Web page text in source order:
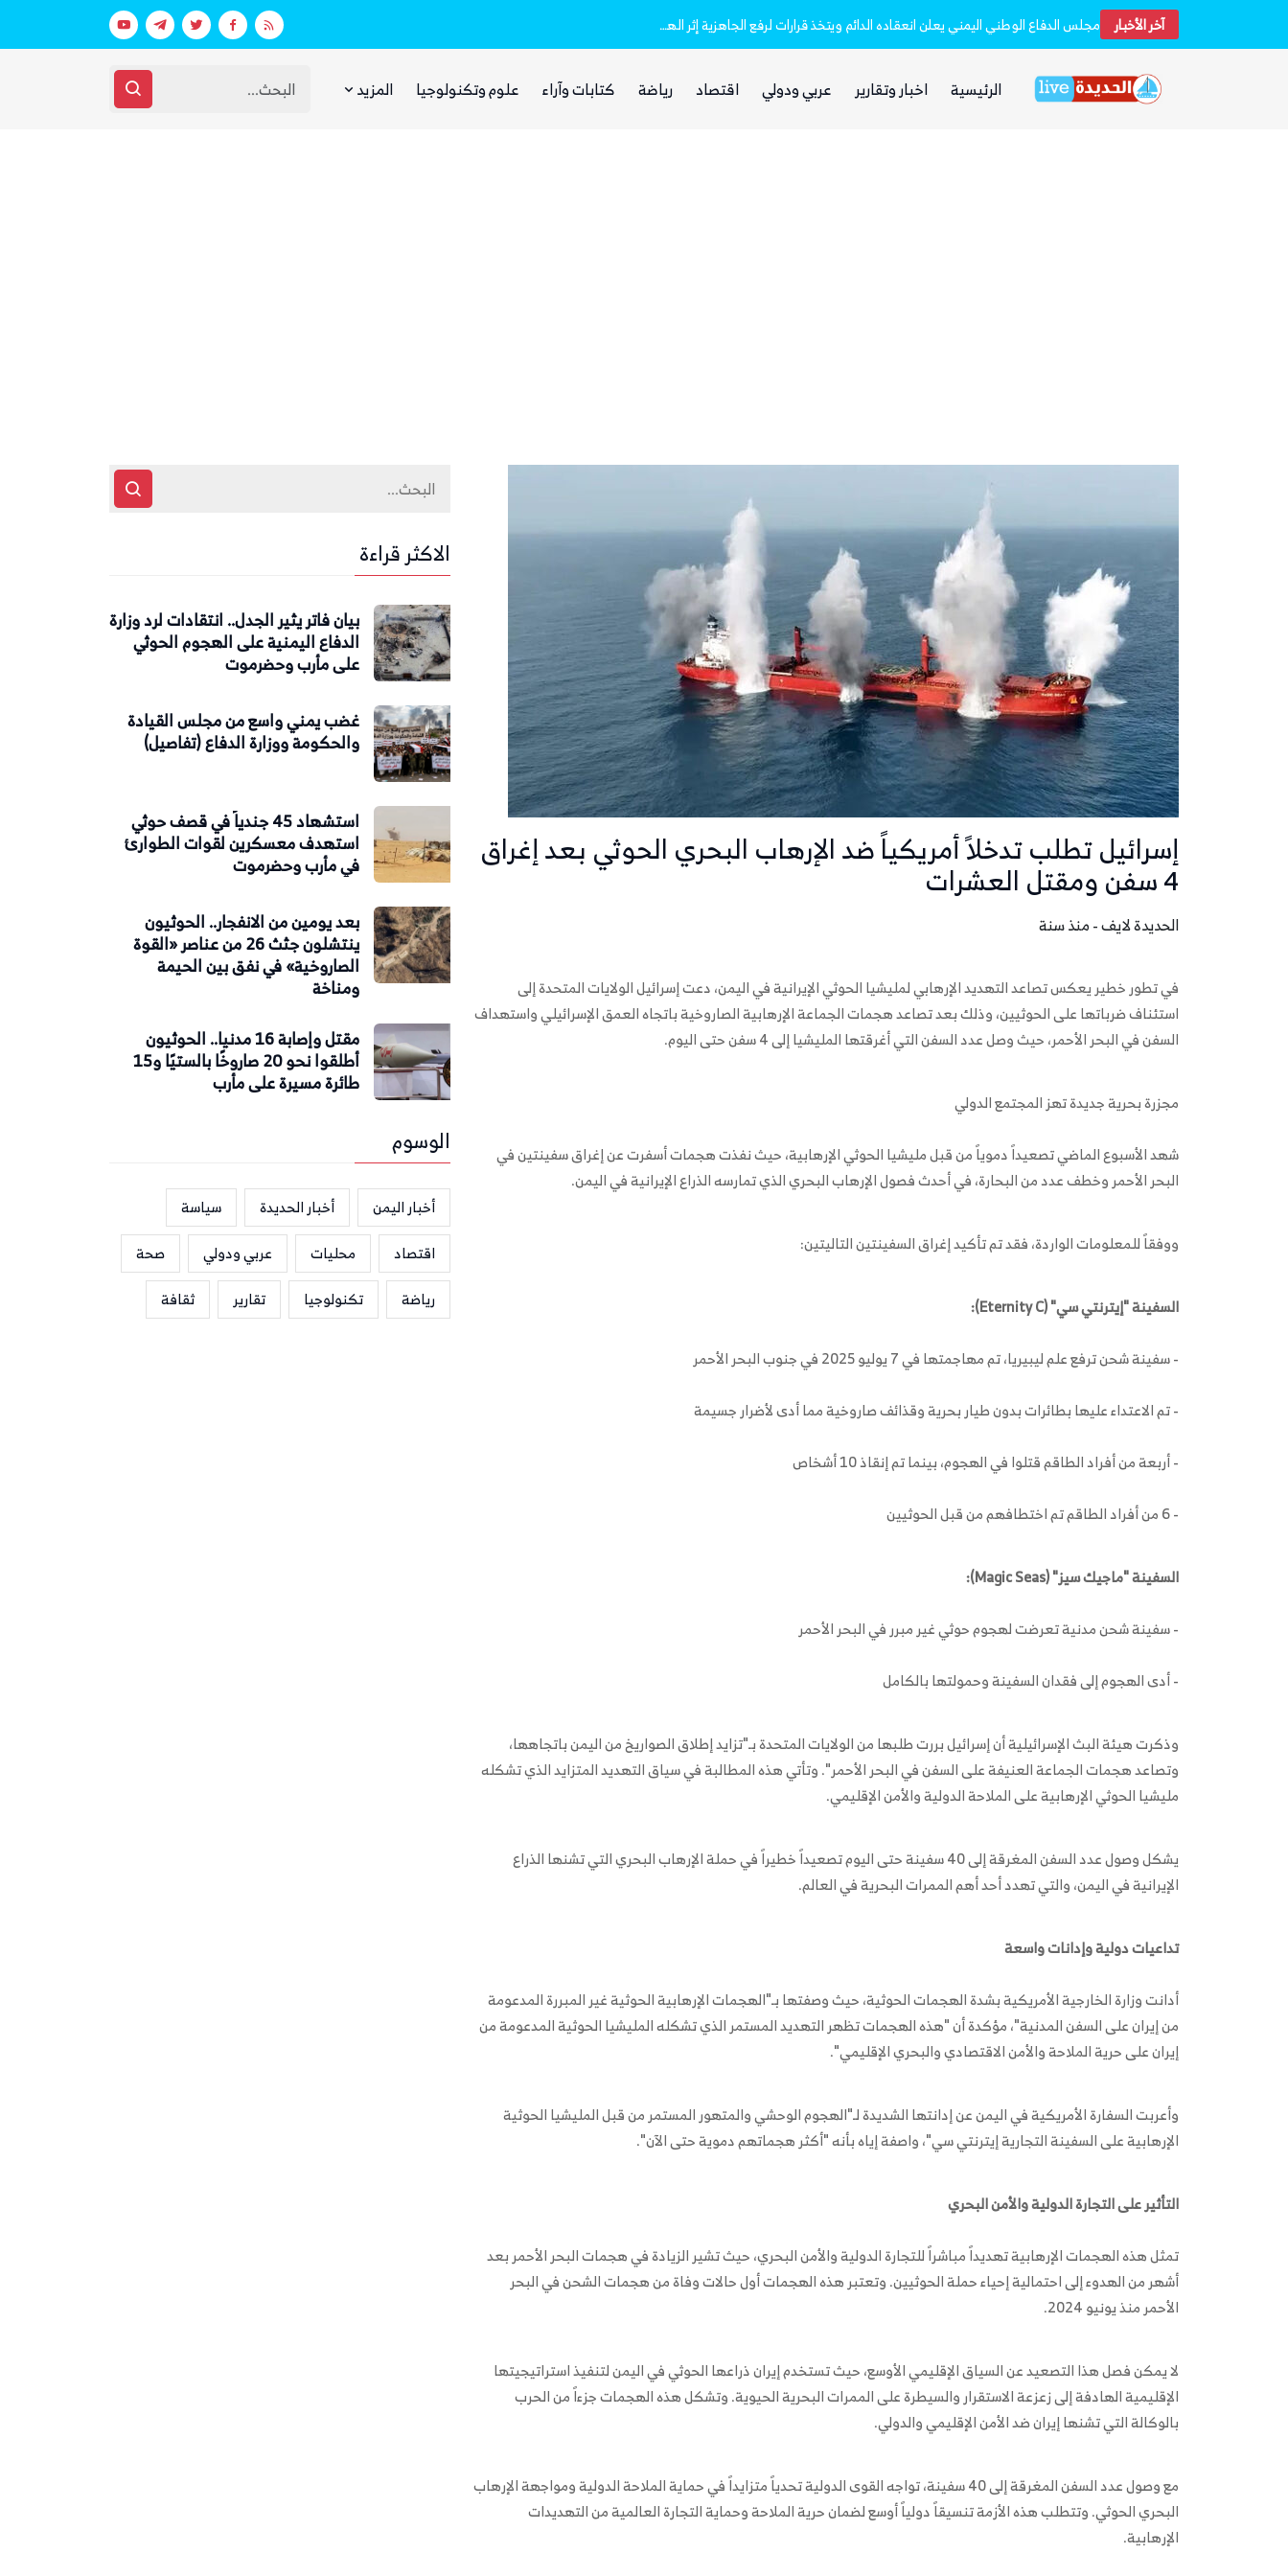
آخر الأخبار مجلس الدفاع الوطني اليمني يعلن انعقاده الدائم ويتخذ قرارات لرفع الجاهزية إثر الهجمات الحوثية
الصمت السعودي والتردد الحكومي.. أسئلة يطرحها اليمنيون وسط التصعيد الحوثي الأخير بعد يومين من الانفجار.. الحوثيون ينتشلون جثث 26 من عناصر «القوة الصاروخية» في نفق بين الحيمة ومناخة الحوثيون يرسلون تعزيزات عسكرية
الرئيسية اخبار وتقارير عربي ودولي اقتصاد رياضة كتابات وآراء علوم وتكنولوجيا المزيد
إسرائيل تطلب تدخلاً أمريكياً ضد الإرهاب البحري الحوثي بعد إغراق
4 سفن ومقتل العشرات
الحديدة لايف - منذ سنة
في تطور خطير يعكس تصاعد التهديد الإرهابي لمليشيا الحوثي الإيرانية في اليمن، دعت إسرائيل الولايات المتحدة إلى
استئناف ضرباتها على الحوثيين، وذلك بعد تصاعد هجمات الجماعة الإرهابية الصاروخية باتجاه العمق الإسرائيلي واستهداف
السفن في البحر الأحمر، حيث وصل عدد السفن التي أغرقتها المليشيا إلى 4 سفن حتى اليوم.
مجزرة بحرية جديدة تهز المجتمع الدولي
شهد الأسبوع الماضي تصعيداً دموياً من قبل مليشيا الحوثي الإرهابية، حيث نفذت هجمات أسفرت عن إغراق سفينتين في
البحر الأحمر وخطف عدد من البحارة، في أحدث فصول الإرهاب البحري الذي تمارسه الذراع الإيرانية في اليمن.
ووفقاً للمعلومات الواردة، فقد تم تأكيد إغراق السفينتين التاليتين:
السفينة "إيترنتي سي" (Eternity C):
- سفينة شحن ترفع علم ليبيريا، تم مهاجمتها في 7 يوليو 2025 في جنوب البحر الأحمر
- تم الاعتداء عليها بطائرات بدون طيار بحرية وقذائف صاروخية مما أدى لأضرار جسيمة
- أربعة من أفراد الطاقم قتلوا في الهجوم، بينما تم إنقاذ 10 أشخاص
- 6 من أفراد الطاقم تم اختطافهم من قبل الحوثيين
السفينة "ماجيك سيز" (Magic Seas):
- سفينة شحن مدنية تعرضت لهجوم حوثي غير مبرر في البحر الأحمر
- أدى الهجوم إلى فقدان السفينة وحمولتها بالكامل
وذكرت هيئة البث الإسرائيلية أن إسرائيل بررت طلبها من الولايات المتحدة بـ"تزايد إطلاق الصواريخ من اليمن باتجاهها،
وتصاعد هجمات الجماعة العنيفة على السفن في البحر الأحمر". وتأتي هذه المطالبة في سياق التهديد المتزايد الذي تشكله
مليشيا الحوثي الإرهابية على الملاحة الدولية والأمن الإقليمي.
يشكل وصول عدد السفن المغرقة إلى 40 سفينة حتى اليوم تصعيداً خطيراً في حملة الإرهاب البحري التي تشنها الذراع
الإيرانية في اليمن، والتي تهدد أحد أهم الممرات البحرية في العالم.
تداعيات دولية وإدانات واسعة
أدانت وزارة الخارجية الأمريكية بشدة الهجمات الحوثية، حيث وصفتها بـ"الهجمات الإرهابية الحوثية غير المبررة المدعومة
من إيران على السفن المدنية"، مؤكدة أن "هذه الهجمات تظهر التهديد المستمر الذي تشكله المليشيا الحوثية المدعومة من
إيران على حرية الملاحة والأمن الاقتصادي والبحري الإقليمي".
وأعربت السفارة الأمريكية في اليمن عن إدانتها الشديدة لـ"الهجوم الوحشي والمتهور المستمر من قبل المليشيا الحوثية
الإرهابية على السفينة التجارية إيترنتي سي"، واصفة إياه بأنه "أكثر هجماتهم دموية حتى الآن".
التأثير على التجارة الدولية والأمن البحري
تمثل هذه الهجمات الإرهابية تهديداً مباشراً للتجارة الدولية والأمن البحري، حيث تشير الزيادة في هجمات البحر الأحمر بعد
أشهر من الهدوء إلى احتمالية إحياء حملة الحوثيين. وتعتبر هذه الهجمات أول حالات وفاة من هجمات الشحن في البحر
الأحمر منذ يونيو 2024.
لا يمكن فصل هذا التصعيد عن السياق الإقليمي الأوسع، حيث تستخدم إيران ذراعها الحوثي في اليمن لتنفيذ استراتيجيتها
الإقليمية الهادفة إلى زعزعة الاستقرار والسيطرة على الممرات البحرية الحيوية. وتشكل هذه الهجمات جزءاً من الحرب
بالوكالة التي تشنها إيران ضد الأمن الإقليمي والدولي.
مع وصول عدد السفن المغرقة إلى 40 سفينة، تواجه القوى الدولية تحدياً متزايداً في حماية الملاحة الدولية ومواجهة الإرهاب
البحري الحوثي. وتتطلب هذه الأزمة تنسيقاً دولياً أوسع لضمان حرية الملاحة وحماية التجارة العالمية من التهديدات
الإرهابية.
الاكثر قراءة
بيان فاتر يثير الجدل.. انتقادات لرد وزارة
الدفاع اليمنية على الهجوم الحوثي
على مأرب وحضرموت
غضب يمني واسع من مجلس القيادة
والحكومة ووزارة الدفاع (تفاصيل)
استشهاد 45 جندياً في قصف حوثي
استهدف معسكرين لقوات الطوارئ
في مأرب وحضرموت
بعد يومين من الانفجار.. الحوثيون
ينتشلون جثث 26 من عناصر «القوة
الصاروخية» في نفق بين الحيمة
ومناخة
مقتل وإصابة 16 مدنيا.. الحوثيون
أطلقوا نحو 20 صاروخًا بالستيًا و15
طائرة مسيرة على مأرب
الوسوم
أخبار اليمن أخبار الحديدة
سياسة
اقتصاد
محليات عربي ودولي
صحة
رياضة
تكنولوجيا تقارير ثقافة